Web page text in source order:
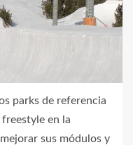
parks de referencia
en la
sus módulos y